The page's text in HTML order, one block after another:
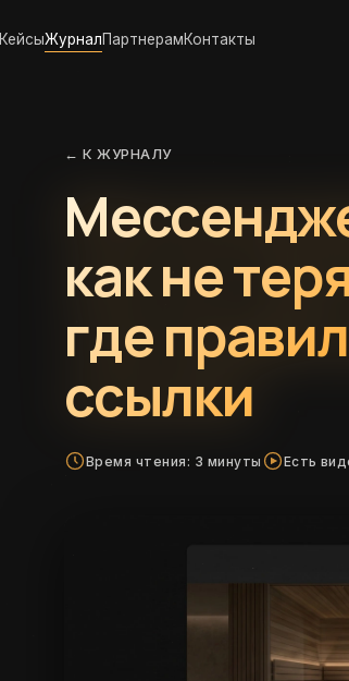
КейсыЖурналПартнерамКонтакты
← К ЖУРНАЛУ
как не
где
ссылки
Время чтения: 3 минуты Есть